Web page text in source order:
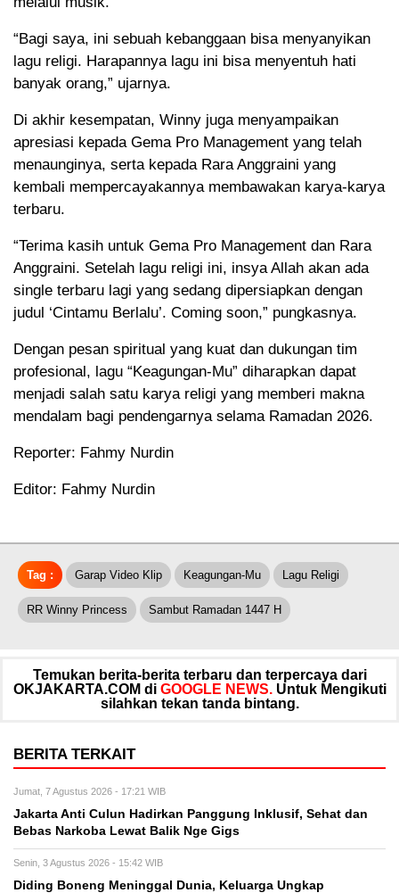
“Bagi saya, ini sebuah kebanggaan bisa menyanyikan
lagu religi. Harapannya lagu ini bisa menyentuh hati
banyak orang,” ujarnya.
Di akhir kesempatan, Winny juga menyampaikan
apresiasi kepada Gema Pro Management yang telah
menaunginya, serta kepada Rara Anggraini yang
kembali mempercayakannya membawakan karya-karya
terbaru.
“Terima kasih untuk Gema Pro Management dan Rara
Anggraini. Setelah lagu religi ini, insya Allah akan ada
single terbaru lagi yang sedang dipersiapkan dengan
judul ‘Cintamu Berlalu’. Coming soon,” pungkasnya.
Dengan pesan spiritual yang kuat dan dukungan tim
profesional, lagu “Keagungan-Mu” diharapkan dapat
menjadi salah satu karya religi yang memberi makna
mendalam bagi pendengarnya selama Ramadan 2026.
Reporter: Fahmy Nurdin
Editor: Fahmy Nurdin
Tag : Garap Video Klip Keagungan-Mu Lagu Religi
RR Winny Princess Sambut Ramadan 1447 H
Temukan berita-berita terbaru dan terpercaya dari
OKJAKARTA.COM di GOOGLE NEWS. Untuk Mengikuti
silahkan tekan tanda bintang.
BERITA TERKAIT
Jumat, 7 Agustus 2026 - 17:21 WIB
Jakarta Anti Culun Hadirkan Panggung Inklusif, Sehat dan
Bebas Narkoba Lewat Balik Nge Gigs
Senin, 3 Agustus 2026 - 15:42 WIB
Diding Boneng Meninggal Dunia, Keluarga Ungkap